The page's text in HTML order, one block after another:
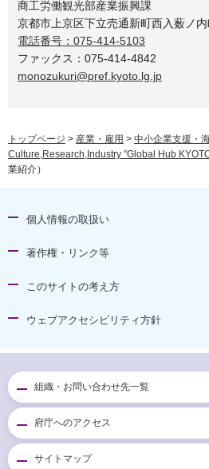
商工労働観光部産業振興課
京都市上京区下立売通新町西入薮ノ
電話番号：075-414-5103
ファックス：075-414-4842
monozukuri@pref.kyoto.lg.jp
トップページ > 産業・雇用 > 中小企業支援・
Culture,Research,Industry "Global Hub
業紹介）
個人情報の取扱い
著作権・リンク等
このサイトの考え方
ウェブアクセシビリティ方針
組織・お問い合わせ先一覧
府庁へのアクセス
サイトマップ